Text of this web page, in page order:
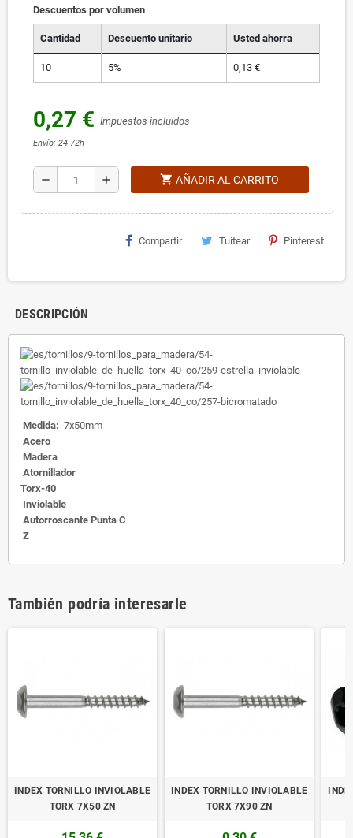
Descuentos por volumen
Cantidad Descuento unitario Usted ahorra
10 5% 0,13 €
0,27 € Impuestos incluidos
Envío: 24-72h
remove add shopping_cart AÑADIR AL CARRITO
Compartir Tuitear Pinterest
DESCRIPCIÓN
Medida: 7x50mm
Acero
Madera
Atornillador
Torx-40
Inviolable
Autorroscante Punta C
Z
También podría interesarle
INDEX TORNILLO INVIOLABLE
TORX 7X50 ZN
INDEX TORNILLO INVIOLABLE
TORX 7X90 ZN